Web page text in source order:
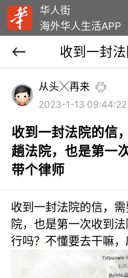
华人街
海外华人生活APP
从头╳再来
2023-1-13 09:44:22
收到一封法院的信
趟法院，也是第一
带个律师
收到一封法院的信，
院，也是第一次收到
行吗？不懂要去干嘛